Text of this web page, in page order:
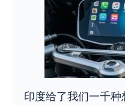
印度给了我们一千